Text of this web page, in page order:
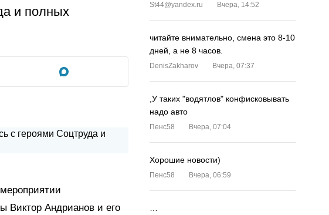
и полных
Виктор Андрианов и его
St44@yandex.ru Вчера, 14:52
читайте внимательно, смена это 8-10
дней, а не 8 часов.
DenisZakharov Вчера, 07:37
,У таких "водятлов" конфисковывать
надо авто
Пенс58 Вчера, 07:04
Хорошие новости)
Пенс58 Вчера, 06:59